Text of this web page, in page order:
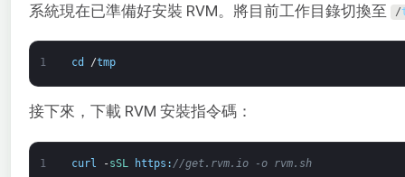
系統現在已準備好安裝 RVM。將目前工作目錄切換至 /
1 cd /tmp
接下來，下載 RVM 安裝指令碼：
1 curl -sSL https : //get.rvm.io -o rvm.sh